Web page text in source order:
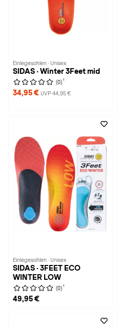
Einlegesohlen · Unisex
SIDAS · Winter 3Feet mid
(0) 1
34,95 € UVP 44,95 €
Einlegesohlen · Unisex
SIDAS · 3FEET ECO
WINTER LOW
(0) 1
49,95 €